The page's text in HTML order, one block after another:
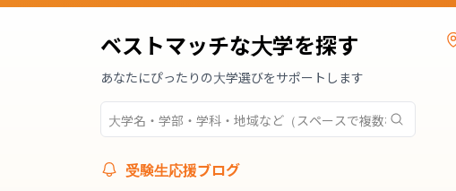
ベストマッチな大学を探す
あなたにぴったりの大学選びをサポートします
受験生応援ブログ